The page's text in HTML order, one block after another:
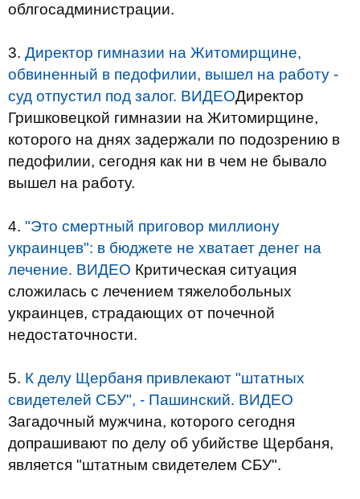
облгосадминистрации.
3. Директор гимназии на Житомирщине,
обвиненный в педофилии, вышел на работу -
суд отпустил под залог. ВИДЕОДиректор
Гришковецкой гимназии на Житомирщине,
которого на днях задержали по подозрению в
педофилии, сегодня как ни в чем не бывало
вышел на работу.
4. "Это смертный приговор миллиону
украинцев": в бюджете не хватает денег на
лечение. ВИДЕО Критическая ситуация
сложилась с лечением тяжелобольных
украинцев, страдающих от почечной
недостаточности.
5. К делу Щербаня привлекают "штатных
свидетелей СБУ", - Пашинский. ВИДЕО
Загадочный мужчина, которого сегодня
допрашивают по делу об убийстве Щербаня,
является "штатным свидетелем СБУ".